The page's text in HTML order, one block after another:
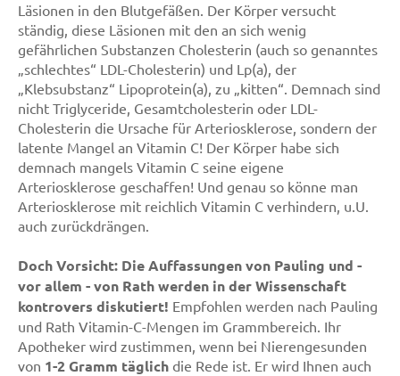
Läsionen in den Blutgefäßen. Der Körper versucht
ständig, diese Läsionen mit den an sich wenig
gefährlichen Substanzen Cholesterin (auch so genanntes
„schlechtes“ LDL-Cholesterin) und Lp(a), der
„Klebsubstanz“ Lipoprotein(a), zu „kitten“. Demnach sind
nicht Triglyceride, Gesamtcholesterin oder LDL-
Cholesterin die Ursache für Arteriosklerose, sondern der
latente Mangel an Vitamin C! Der Körper habe sich
demnach mangels Vitamin C seine eigene
Arteriosklerose geschaffen! Und genau so könne man
Arteriosklerose mit reichlich Vitamin C verhindern, u.U.
auch zurückdrängen.
Doch Vorsicht: Die Auffassungen von Pauling und -
vor allem - von Rath werden in der Wissenschaft
kontrovers diskutiert! Empfohlen werden nach Pauling
und Rath Vitamin-C-Mengen im Grammbereich. Ihr
Apotheker wird zustimmen, wenn bei Nierengesunden
von 1-2 Gramm täglich die Rede ist. Er wird Ihnen auch